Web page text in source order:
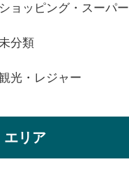
ショッピング・スーパー
未分類
光・レジャー
エリア